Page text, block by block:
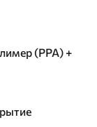
(PPA) +